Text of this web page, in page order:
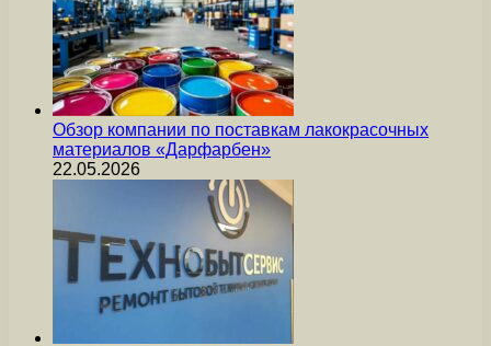
Обзор компании по поставкам лакокрасочных
материалов «Дарфарбен»
22.05.2026